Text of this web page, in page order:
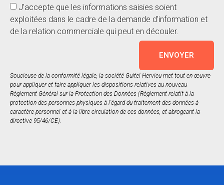
J'accepte que les informations saisies soient
exploitées dans le cadre de la demande d'information et
de la relation commerciale qui peut en découler.
ENVOYER
Soucieuse de la conformité légale, la société Guitel Hervieu met tout en œuvre
pour appliquer et faire appliquer les dispositions relatives au nouveau
Règlement Général sur la Protection des Données (Règlement relatif à la
protection des personnes physiques à l’égard du traitement des données à
caractère personnel et à la libre circulation de ces données, et abrogeant la
directive 95/46/CE).